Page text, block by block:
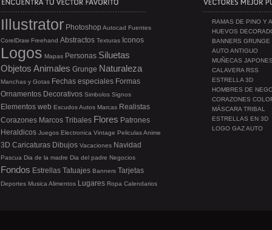
RAMAS DE PINO Y
HUEVOS
BANNERS GRUNGE
AUTO ANTIGUO
MUÑECAS
CALAVERA RSS
ESTRELLA 3D
HOMBRES DE
CORAZONES
MÁSCARA TRIBAL
ESTRELLAS EN 3D
LOGO GAZ AUTO
Illustrator Photoshop Autocad Fuentes
CorelDraw Freehand Abstractos Texturas Iconos
Logos Mapas Personas Siluetas
Objetos Animales Grunge Naturaleza
Manchas y Gotas Fechas especiales Formas
Ornamentos Decorativos Simbolos Signos
Elementos web EscudosAutos Marcas Realistas
Corazones Marcos Tribales Flores Patrones
Heraldicos Juegos Electronica Vintage PeliculasAnime
3D Caricaturas Dibujos Vacaciones Navidad
Pascua Dia de la madre Dia del padre Negocios
Fondos Estrellas Tatuajes Banners Tarjetas
Deportes Musica Alimentos Lugares Ropa Calendarios